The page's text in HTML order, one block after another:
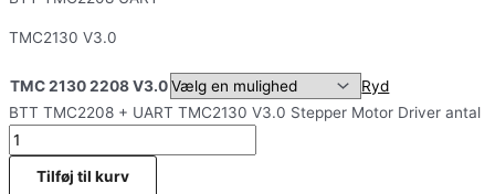
TMC2130 V3.0
TMC 2130 2208 V3.0
Ryd
BTT TMC2208 + UART TMC2130 V3.0 Stepper Motor Driver antal
Tilføj til kurv